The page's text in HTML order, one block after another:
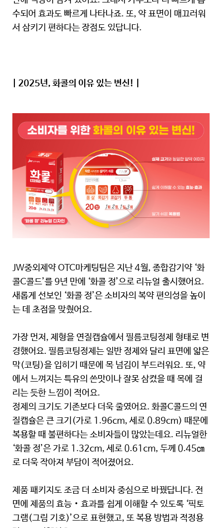
수되어 효과도 빠르게 나타나죠. 또, 약 표면이 매끄러워
서 삼키기 편하다는 장점도 있답니다.
| 2025년, 화콜의 이유 있는 변신! |
JW중외제약 OTC마케팅팀은 지난 4월, 종합감기약 ‘화
콜C콜드’를 9년 만에 ‘화콜 정’으로 리뉴얼 출시했어요.
새롭게 선보인 ‘화콜 정’은 소비자의 복약 편의성을 높이
는 데 초점을 맞췄어요.
가장 먼저, 제형을 연질캡슐에서 필름코팅정제 형태로 변
경했어요. 필름코팅정제는 일반 정제와 달리 표면에 얇은
막(코팅)을 입히기 때문에 목 넘김이 부드러워요. 또, 약
에서 느껴지는 특유의 쓴맛이나 잘못 삼켰을 때 목에 걸
리는 듯한 느낌이 적어요.
정제의 크기도 기존보다 더욱 줄였어요. 화콜C콜드의 연
질캡슐은 큰 크기(가로 1.96cm, 세로 0.89cm) 때문에
복용할 때 불편하다는 소비자들이 많았는데요. 리뉴얼한
‘화콜 정’은 가로 1.32cm, 세로 0.61cm, 두께 0.45㎝
로 더욱 작아져 부담이 적어졌어요.
제품 패키지도 조금 더 소비자 중심으로 바꿨답니다. 전
면에 제품의 효능‧효과를 쉽게 이해할 수 있도록 ‘픽토
그램(그림 기호)’으로 표현했고, 또 복용 방법과 적정용